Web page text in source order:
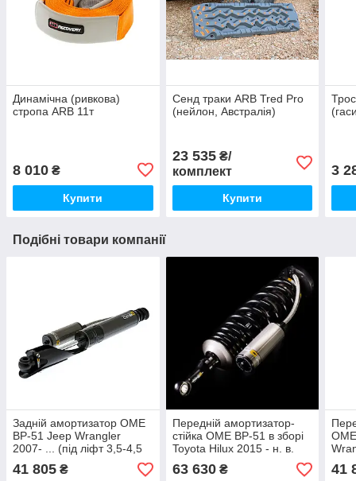
Динамічна (ривкова)
стропа ARB 11т
8 010 ₴
Купити
Сенд траки ARB Tred Pro
(нейлон, Австралія)
23 535₴/
комплект
Купити
3
Подібні товари компанії
Задній амортизатор OME
BP-51 Jeep Wrangler
2007- ... (під ліфт 3,5-4,5
дюйма)
41 805 ₴
Передній амортизатор-
стійка OME BP-51 в зборі
Toyota Hilux 2015 - н. в.
63 630₴ 41